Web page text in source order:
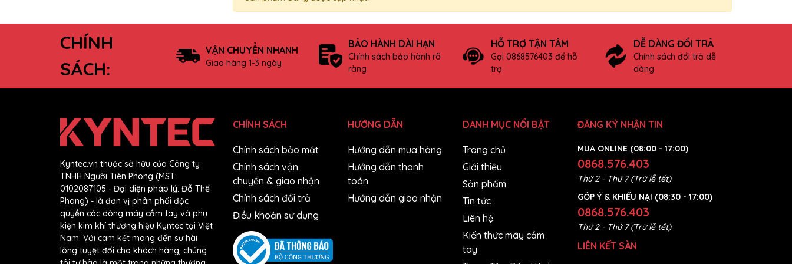
CHÍNH
SÁCH:
VẬN CHUYỂN NHANH
Giao hàng 1-3 ngày
BẢO HÀNH DÀI HẠN
Chính sách bảo hành rõ
ràng
HỖ TRỢ TẬN TÂM
Gọi 0868576403 để hỗ
trợ
DỄ DÀNG ĐỔI TRẢ
Chính sách đổi trả dễ
dàng
Kyntec.vn thuộc sở hữu của Công ty
TNHH Người Tiên Phong (MST:
0102087105 - Đại diện pháp lý: Đỗ Thế
Phong) - là đơn vị phân phối độc
quyền các dòng máy cầm tay và phụ
kiện kim khí thương hiệu Kyntec tại Việt
Nam. Với cam kết mang đến sự hài
lòng tuyệt đối cho khách hàng, chúng
CHÍNH SÁCH
Chính sách bảo mật
Chính sách vận
chuyển & giao nhận
Chính sách đổi trả
Điều khoản sử dụng
HƯỚNG DẪN
Hướng dẫn mua hàng
Hướng dẫn thanh
toán
Hướng dẫn giao nhận
DANH MỤC NỔI BẬT
Trang chủ
Giới thiệu
Sản phẩm
Tin tức
Liên hệ
Kiến thức máy cầm
tay
ĐĂNG KÝ NHẬN TIN
MUA ONLINE (08:00 - 17:00)
0868.576.403
Thứ 2 - Thứ 7 (Trừ lễ tết)
GÓP Ý & KHIẾU NẠI (08:30 - 17:00)
0868.576.403
Thứ 2 - Thứ 7 (Trừ lễ tết)
LIÊN KẾT SÀN